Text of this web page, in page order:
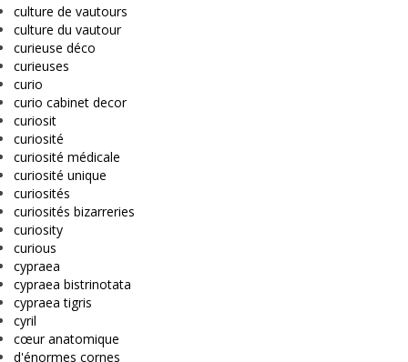
culture de vautours
culture du vautour
curieuse déco
curieuses
curio
curio cabinet decor
curiosit
curiosité
curiosité médicale
curiosité unique
curiosités
curiosités bizarreries
curiosity
curious
cypraea
cypraea bistrinotata
cypraea tigris
cyril
cœur anatomique
d'énormes cornes